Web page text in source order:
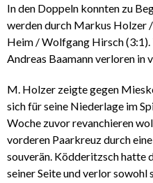
In den Doppeln konnten zu
werden durch Markus Holzer
Heim / Wolfgang Hirsch
Andreas Baamann verloren in
M. Holzer zeigte gegen
sich für seine Niederlage im
Woche zuvor revanchieren
vorderen Paarkreuz durch
souverän. Ködderitzsch hatte
seiner Seite und verlor sowohl